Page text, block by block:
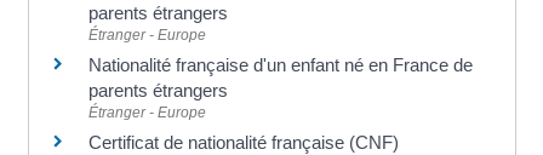
parents étrangers
Étranger - Europe
Nationalité française d'un enfant né en France de
parents étrangers
Étranger - Europe
Certificat de nationalité française (CNF)